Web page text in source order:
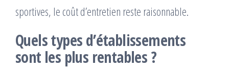
sportives, le coût d’entretien reste raisonnable.
Quels types d’établissements
sont les plus rentables ?